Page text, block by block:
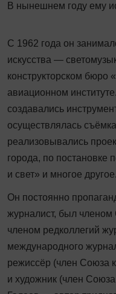
В нынешнем году ему
С 1962 года он
искусства —
конструкторском бюро
авиационном
создавались
осуществлялась
реализовывались
города, по постановке
и свет» и многое другое.
Он постоянно
журналист, был членом
членом редколлегий
международного
режиссёр (член Союза
и художник (член